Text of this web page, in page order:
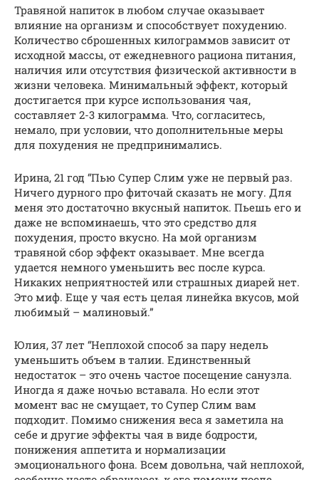
Травяной напиток в любом случае оказывает
влияние на организм и способствует похудению.
Количество сброшенных килограммов зависит от
исходной массы, от ежедневного рациона питания,
наличия или отсутствия физической активности в
жизни человека. Минимальный эффект, который
достигается при курсе использования чая,
составляет 2-3 килограмма. Что, согласитесь,
немало, при условии, что дополнительные меры
для похудения не предпринимались.
Ирина, 21 год “Пью Супер Слим уже не первый раз.
Ничего дурного про фиточай сказать не могу. Для
меня это достаточно вкусный напиток. Пьешь его и
даже не вспоминаешь, что это средство для
похудения, просто вкусно. На мой организм
травяной сбор эффект оказывает. Мне всегда
удается немного уменьшить вес после курса.
Никаких неприятностей или страшных диарей нет.
Это миф. Еще у чая есть целая линейка вкусов, мой
любимый – малиновый.”
Юлия, 37 лет “Неплохой способ за пару недель
уменьшить объем в талии. Единственный
недостаток – это очень частое посещение санузла.
Иногда я даже ночью вставала. Но если этот
момент вас не смущает, то Супер Слим вам
подходит. Помимо снижения веса я заметила на
себе и другие эффекты чая в виде бодрости,
понижения аппетита и нормализации
эмоционального фона. Всем довольна, чай неплохой,